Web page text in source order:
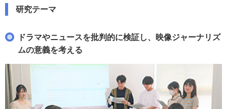
研究テーマ
ドラマやニュースを批判的に検証し、映像ジャーナリズ
ムの意義を考える